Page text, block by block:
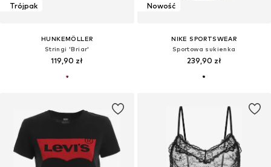
Trójpak
HUNKEMÖLLER
Stringi 'Briar'
119,90 zł
Nowość
NIKE SPORTSWEAR
Sportowa sukienka
239,90 zł